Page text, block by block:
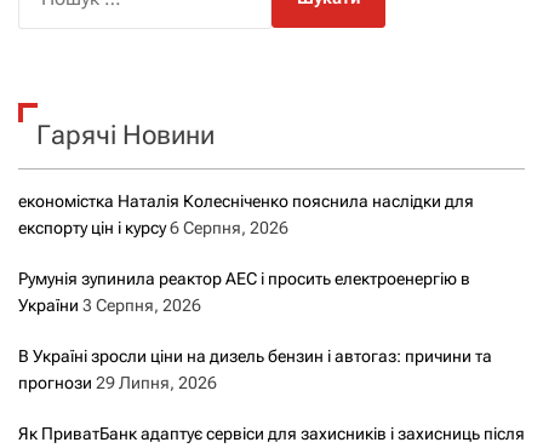
к
Гарячі Новини
економістка Наталія Колесніченко пояснила наслідки для
експорту цін і курсу6 Серпня, 2026
Румунія зупинила реактор АЕС і просить електроенергію в
України 3 Серпня, 2026
В Україні зросли ціни на дизель бензин і автогаз: причини та
прогнози 29 Липня, 2026
Як ПриватБанк адаптує сервіси для захисників і захисниць після